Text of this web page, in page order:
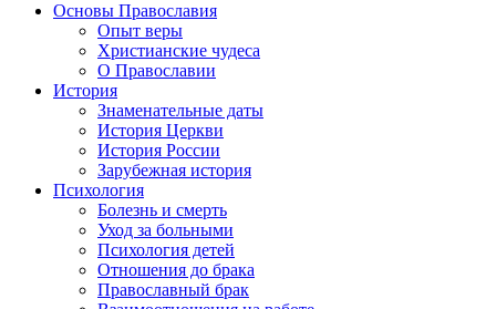
Основы Православия
Опыт веры
Христианские чудеса
О Православии
История
Знаменательные даты
История Церкви
История России
Зарубежная история
Психология
Болезнь и смерть
Уход за больными
Психология детей
Отношения до брака
Православный брак